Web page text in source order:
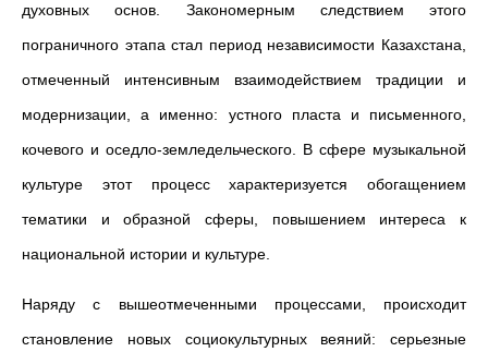
духовных основ. Закономерным следствием этого
пограничного этапа стал период независимости Казахстана,
отмеченный интенсивным взаимодействием традиции и
модернизации, а именно: устного пласта и письменного,
кочевого и оседло-земледельческого. В сфере музыкальной
культуре этот процесс характеризуется обогащением
тематики и образной сферы, повышением интереса к
национальной истории и культуре.
Наряду с вышеотмеченными процессами, происходит
становление новых социокультурных веяний: серьезные